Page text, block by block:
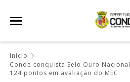
Início
Conde conquista Selo Ouro
124 pontos em avaliação do MEC